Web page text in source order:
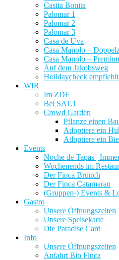
Casita Bonita
Palomar 1
Palomar 2
Palomar 3
Casa de Uva
Casa Manolo –
Casa Manolo –
Auf dem Jakobsweg
Holidaycheck
WIR
Im ZDF
Bei SAT.1
Crowd Garden
Pflanze einen
Adoptiere ein
Adoptiere ein
Events
Noche de Tapas |
Wochenends im
Der Finca Brunch
Der Finca Catamaran
(Gruppen-) Events &
Gastro
Unsere Öffnungszeiten
Unsere Speisekarte
Die Paradise Card
Info
Unsere Öffnungszeiten
Anfahrt Bio Finca